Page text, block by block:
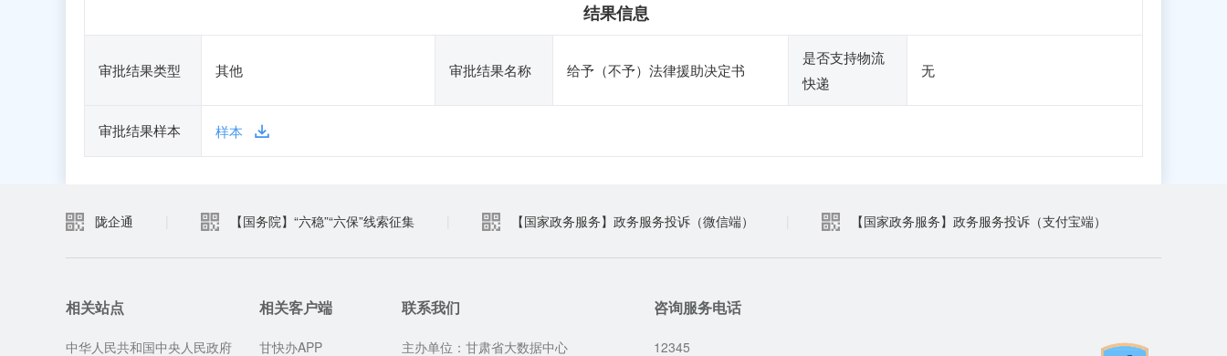
结果信息
审批结果类型 其他 审批结果名称 给予（不予）法律援助决定书
是否支持物流
快递
无
审批结果样本 样本
陇企通 【国务院】“六稳”“六保”线索征集 【国家政务服务】政务服务投诉（微信端） 【国家政务服务】政务服务投诉（支付宝端）
相关站点
中华人民共和国中央人民政府
相关客户端
甘快办APP
联系我们
主办单位：甘肃省大数据中心
咨询服务电话
12345